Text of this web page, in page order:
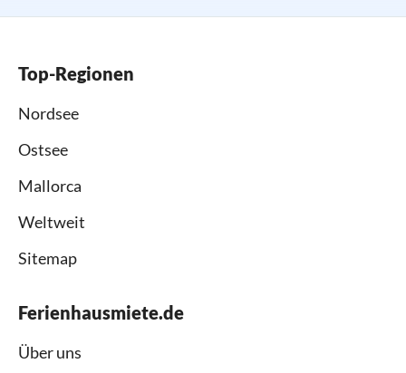
Top-Regionen
Nordsee
Ostsee
Mallorca
Weltweit
Sitemap
Ferienhausmiete.de
Über uns